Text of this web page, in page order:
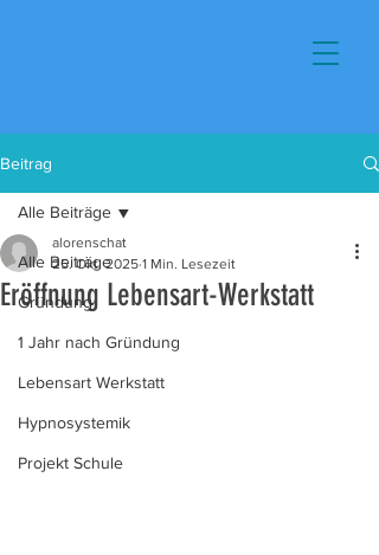
Beitrag
Alle Beiträge
Gründung
1 Jahr nach Gründung
Lebensart Werkstatt
Hypnosystemik
Projekt Schule
Alle Beiträge
Eröffnung Lebensart-Werkstatt
alorenschat
25. Okt. 2025 1 Min. Lesezeit